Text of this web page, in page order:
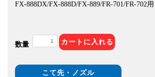
FX-888DX/FX-888D/FX-889/FR-701/FR-702用
数量 カートに入れる
こて先・ノズル